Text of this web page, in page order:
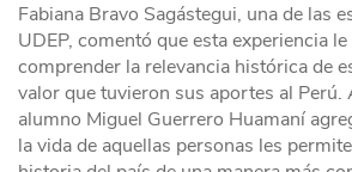
Fabiana Bravo Sagástegui, una de las
UDEP, comentó que esta experiencia
comprender la relevancia histórica de
valor que tuvieron sus aportes al Perú.
alumno Miguel Guerrero Huamaní
la vida de aquellas personas les